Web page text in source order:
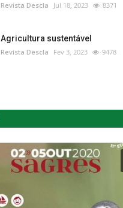
Revista Descla Jul 18, 2023 8371
Agricultura sustentável
Revista Descla Fev 3, 2023 9478